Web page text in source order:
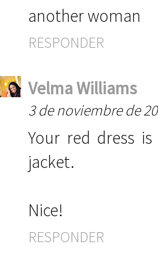
another woman
RESPONDER
Velma Williams
3 de noviembre de
Your red dress
jacket.
Nice!
RESPONDER